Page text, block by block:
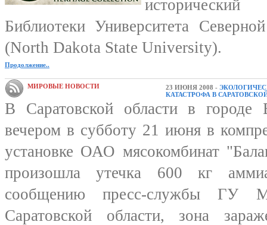
исторический
Библиотеки Университета
(North Dakota State University).
Продолжение..
МИРОВЫЕ НОВОСТИ 23 ИЮНЯ 2008 -
КАТАСТРОФА В
В Саратовской области в городе
вечером в субботу 21 июня в
установке ОАО мясокомбинат
произошла утечка 600 кг
сообщению пресс-службы ГУ
Саратовской области, зона